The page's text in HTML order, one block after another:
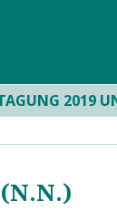
2019